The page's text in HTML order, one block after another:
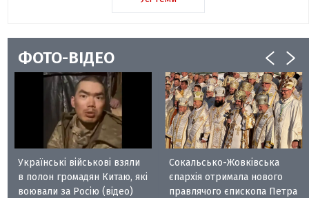
ФОТО-ВІДЕО
Українські військові взяли
в полон громадян Китаю, які
воювали за Росію (відео)
Сокальсько-Жовківська
єпархія отримала нового
правлячого єпископа Петра